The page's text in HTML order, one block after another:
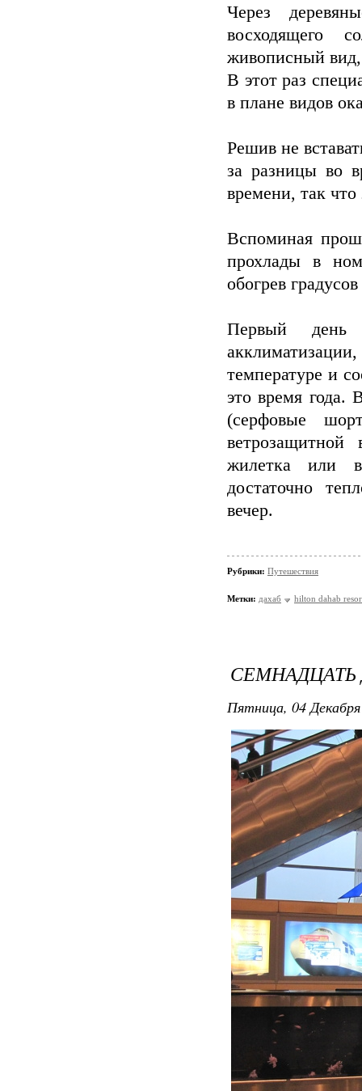
Через
восходящего
живописный
В этот раз
в плане видов
Решив не
за разницы во
времени, так что
Вспоминая
прохлады в
обогрев
Первый день
температуре и
это время года.
(серфовые
жилетка или
достаточно
вечер.
Рубрики: Путешествия
Метки: дахаб hilton dahab
СЕМНАДЦАТЬ
Пятница, 04